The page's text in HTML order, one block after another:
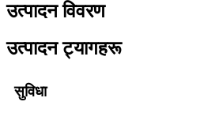
उत्पादन विवरण
उत्पादन ट्यागहरू
सुविधा